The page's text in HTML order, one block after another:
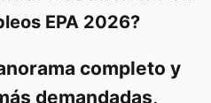
EPA 2026?
completo y
demandadas,